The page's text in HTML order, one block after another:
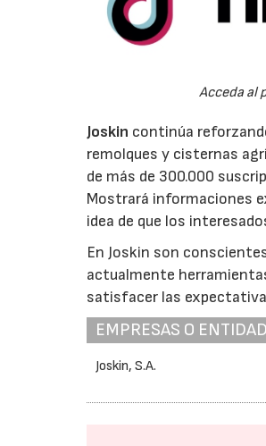
Acceda al
Joskin continúa
remolques y cisternas
de más de 300.000
Mostrará informaciones
idea de que los
En Joskin son
actualmente
satisfacer las
EMPRESAS O
Joskin, S.A.